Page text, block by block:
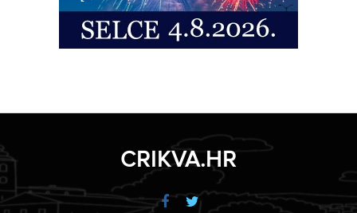
CRIKVA.HR